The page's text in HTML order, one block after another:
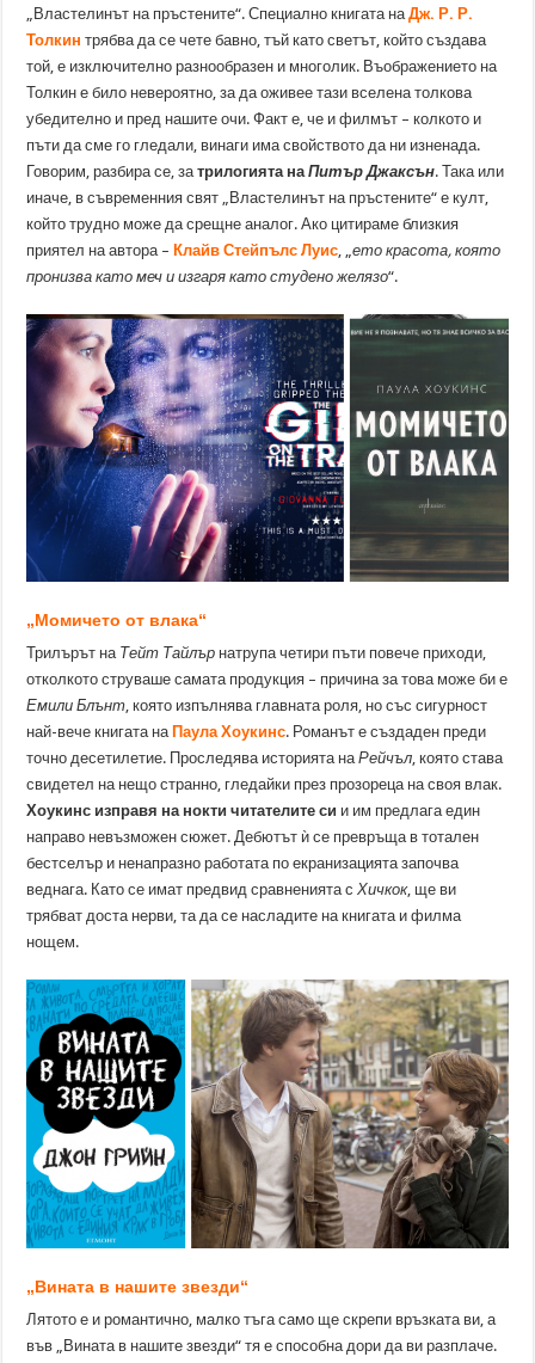
„Властелинът на пръстените“. Специално книгата наДж. Р. Р.
Толкин трябва да се чете бавно, тъй като светът, който създава
той, е изключително разнообразен и многолик. Въображението на
Толкин е било невероятно, за да оживее тази вселена толкова
убедително и пред нашите очи. Факт е, че и филмът – колкото и
пъти да сме го гледали, винаги има свойството да ни изненада.
Говорим, разбира се, затрилогията наПитър Джаксън. Така или
иначе, в съвременния свят „Властелинът на пръстените“ е култ,
който трудно може да срещне аналог. Ако цитираме близкия
приятел на автора – Клайв Стейпълс Луис , „ето красота, която
пронизва като меч и изгаря като студено желязо“.
„Момичето от влака“
Трилърът на Тейт Тайлър натрупа четири пъти повече приходи,
отколкото струваше самата продукция – причина за това може би е
Емили Блънт, която изпълнява главната роля, но със сигурност
най-вече книгата на Паула Хоукинс. Романът е създаден преди
точно десетилетие. Проследява историята наРейчъл, която става
свидетел на нещо странно, гледайки през прозореца на своя влак.
Хоукинс изправя на нокти читателите си и им предлага един
направо невъзможен сюжет. Дебютът ѝ се превръща в тотален
бестселър и ненапразно работата по екранизацията започва
веднага. Като се имат предвид сравненията сХичкок, ще ви
трябват доста нерви, та да се насладите на книгата и филма
нощем.
„Вината в нашите звезди“
Лятото е и романтично, малко тъга само ще скрепи връзката ви, а
във „Вината в нашите звезди“ тя е способна дори да ви разплаче.